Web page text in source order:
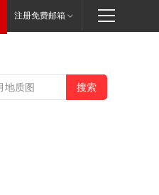
注册免费邮箱